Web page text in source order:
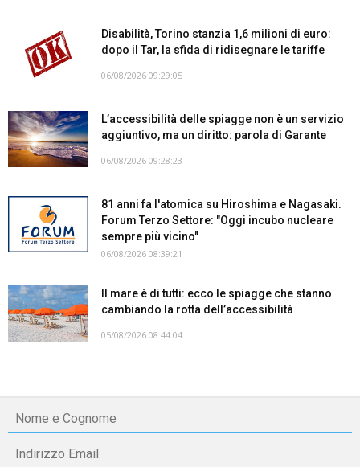
Disabilità, Torino stanzia 1,6 milioni di euro:
dopo il Tar, la sfida di ridisegnare le tariffe
06/08/2026 09:29:05
L’accessibilità delle spiagge non è un servizio
aggiuntivo, ma un diritto: parola di Garante
06/08/2026 09:28:23
81 anni fa l'atomica su Hiroshima e Nagasaki.
Forum Terzo Settore: "Oggi incubo nucleare
sempre più vicino"
06/08/2026 08:39:21
Il mare è di tutti: ecco le spiagge che stanno
cambiando la rotta dell’accessibilità
05/08/2026 08:44:04